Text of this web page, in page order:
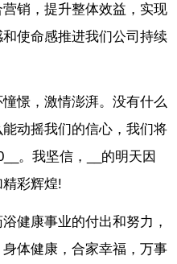
销，提升整体效益，实现
使命感推进我们公司持续
憬，激情澎湃。没有什么
动摇我们的信心，我们将
。我坚信，__的明天因
彩辉煌!
健康事业的付出和努力，
体健康，合家幸福，万事